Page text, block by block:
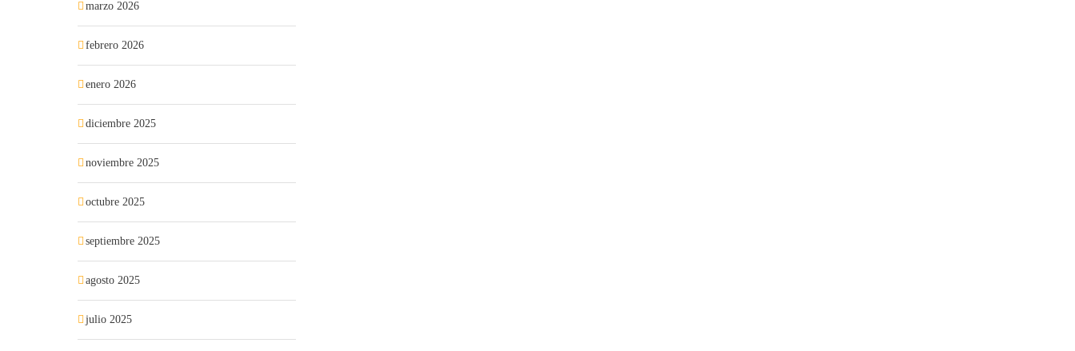
marzo 2026
febrero 2026
enero 2026
diciembre 2025
noviembre 2025
octubre 2025
septiembre 2025
agosto 2025
julio 2025